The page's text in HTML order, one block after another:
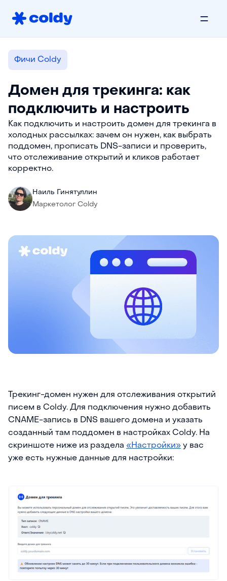
Фичи Coldy
Домен для трекинга: как
подключить и настроить
Как подключить и настроить домен для трекинга в
холодных рассылках: зачем он нужен, как выбрать
поддомен, прописать DNS-записи и проверить,
что отслеживание открытий и кликов работает
корректно.
Наиль Гинятуллин
Маркетолог Coldy
Трекинг-домен нужен для отслеживания открытий
писем в Coldy. Для подключения нужно добавить
CNAME-запись в DNS вашего домена и указать
созданный там поддомен в настройках Coldy. На
скриншоте ниже из раздела «Настройки» у вас
уже есть нужные данные для настройки: